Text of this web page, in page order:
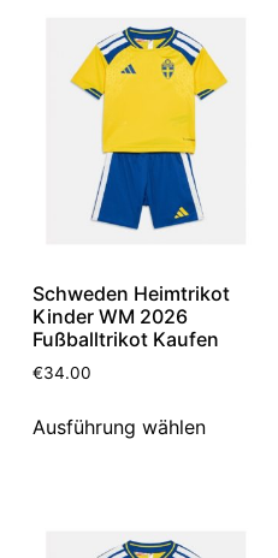
Schweden Heimtrikot
Kinder WM 2026
Fußballtrikot Kaufen
€34.00
Ausführung wählen